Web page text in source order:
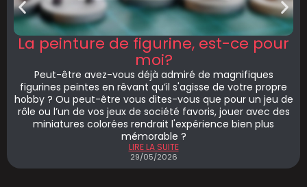
La peinture de figurine, est-ce pour
moi?
Peut-être avez-vous déjà admiré de magnifiques
figurines peintes en rêvant qu’il s'agisse de votre propre
hobby ? Ou peut-être vous dites-vous que pour un jeu de
rôle ou l’un de vos jeux de société favoris, jouer avec des
miniatures colorées rendrait l'expérience bien plus
mémorable ?
LIRE LA SUITE
29/05/2026